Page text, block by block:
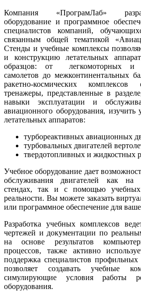
Компания «ПрограмЛаб»
оборудование и программное
специалистов компаний,
связанным общей тематикой
Стенды и учебные комплексы
и конструкцию летательных
образцов: от легкомоторных и
самолетов до межконтинентальных
ракетно-космических
тренажеры, представленные в
навыки эксплуатации и
авиационного оборудования, изучить
летательных аппаратов:
турбореактивных авиационных
турбовальных двигателей
твердотопливных и жидкостных
Учебное оборудование дает
обслуживания двигателей как на
стендах, так и с помощью учебных
реальности. Вы можете заказать
или программное обеспечение для
Разработка учебных комплексов
чертежей и документации по
на основе результатов
процессов, также активно
поддержка специалистов
позволяет создавать учебные
симулирующие условия работы
оборудования.